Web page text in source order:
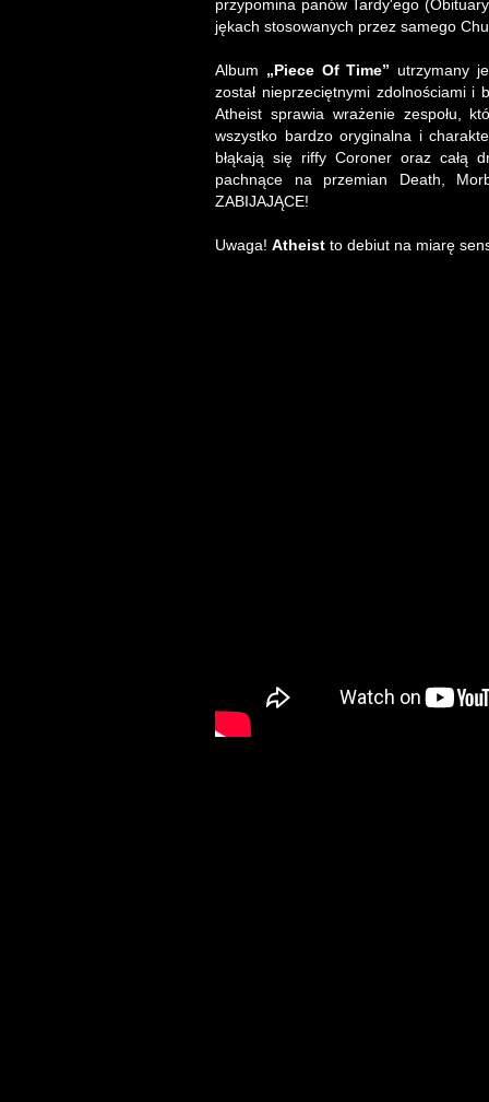
przypomina panów Tardy'ego
jękach stosowanych przez samego
Album „Piece Of Time” utrzymany
został nieprzeciętnymi zdolnościami
Atheist sprawia wrażenie zespołu,
wszystko bardzo oryginalna i
błąkają się riffy Coroner oraz całą
pachnące na przemian Death,
ZABIJAJĄCE!
Uwaga! Atheist to debiut na miarę